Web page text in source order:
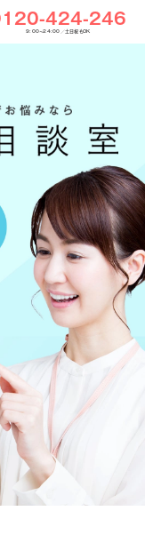
424-246
9:00〜24:00／土日祝もOK